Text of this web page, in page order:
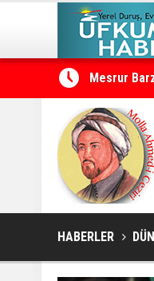
Mesrur
Cevdet
HABERLER